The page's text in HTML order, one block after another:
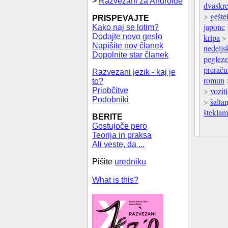
PRISPEVAJTE
Kako naj se lotim?
Dodajte novo geslo
Napišite nov članek
Dopolnite star članek
Razvezani jezik - kaj je
to?
Priobčitve
Podobniki
BERITE
Gostujoče pero
Teorija in praksa
Ali veste, da ...
Pišite uredniku
What is this?
> geštel
japonc
kripa >
romun
>
>